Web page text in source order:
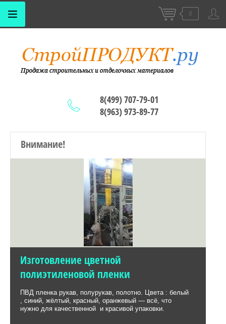
0
8(499) 707-79-01
8(963) 973-89-77
Внимание!
Изготовление цветной
полиэтиленовой пленки
ПВД пленка рукав, полурукав, полотно. Цвета : белый
, синий, жёлтый, красный, оранжевый — всё, что
нужно для качественной и красивой упаковки.